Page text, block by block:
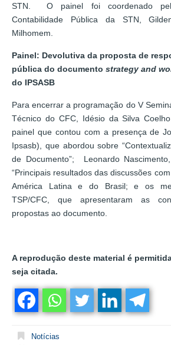
STN. O painel foi coordenado
Contabilidade Pública da STN,
Milhomem.
Painel: Devolutiva da proposta de
pública do documento strategy and
do IPSASB
Para encerrar a programação do V
Técnico do CFC, Idésio da Silva
painel que contou com a presença de
Ipsasb), que abordou sobre
de Documento”; Leonardo
“Principais resultados das discussões
América Latina e do Brasil; e os
TSP/CFC, que apresentaram as
propostas ao documento.
A reprodução deste material é
seja citada.
Notícias